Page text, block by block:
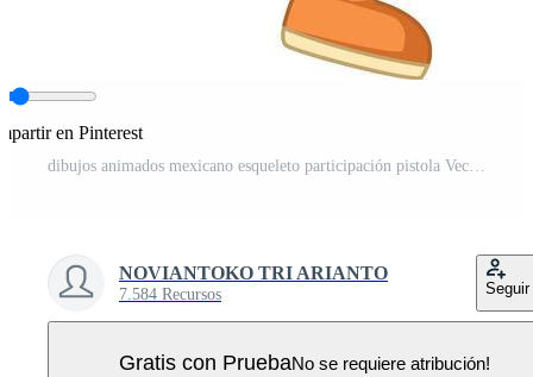
en Pinterest
NOVIANTOKO TRI ARIANTO
7.584 Recursos Seguir
Gratis con PruebaNo se requiere atribución!